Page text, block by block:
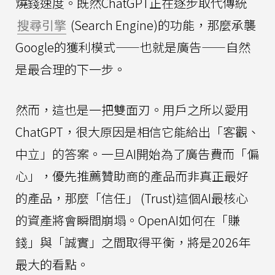
搜尋引擎 (Search Engine)的功能，那麼承襲
Google的獲利模式——也就是廣告——自然
是最合理的下一步。
然而，這也是一把雙面刃。用戶之所以愛用
ChatGPT，很大原因是相信它能給出「客觀、
中立」的答案。一旦AI開始為了廣告費而「偏
心」，優先推薦贊助商的產品而非真正最好
的產品，那麼「信任」 (Trust)這個AI最核心
的資產將會瞬間崩塌。OpenAI如何在「賺
錢」與「誠實」之間取得平衡，將是2026年
最大的看點。